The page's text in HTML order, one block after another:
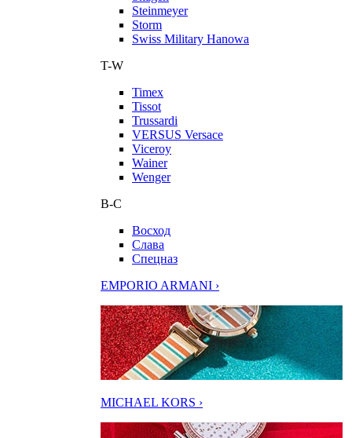
Steinmeyer
Storm
Swiss Military Hanowa
T-W
Timex
Tissot
Trussardi
VERSUS Versace
Viceroy
Wainer
Wenger
В-С
Восход
Слава
Спецназ
EMPORIO ARMANI ›
MICHAEL KORS ›